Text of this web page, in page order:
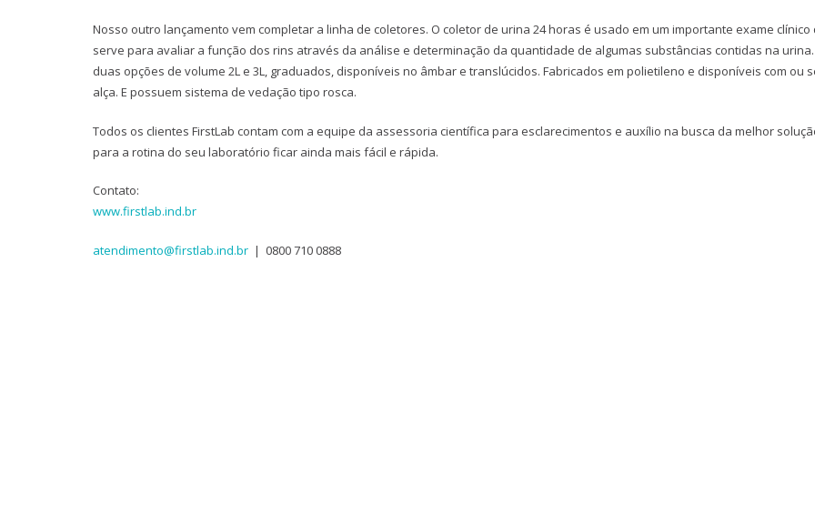
Nosso outro lançamento vem completar a linha de coletores. O coletor de urina 24 horas é usado em um importante exame clínico
serve para avaliar a função dos rins através da análise e determinação da quantidade de algumas substâncias contidas na
duas opções de volume 2L e 3L, graduados, disponíveis no âmbar e translúcidos. Fabricados em polietileno e disponíveis com ou
alça. E possuem sistema de vedação tipo rosca.
Todos os clientes FirstLab contam com a equipe da assessoria científica para esclarecimentos e auxílio na busca da melhor
para a rotina do seu laboratório ficar ainda mais fácil e rápida.
Contato:
www.firstlab.ind.br
atendimento@firstlab.ind.br | 0800 710 0888